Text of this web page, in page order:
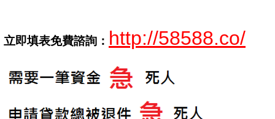
立即填表免費諮詢： http://58588.co/